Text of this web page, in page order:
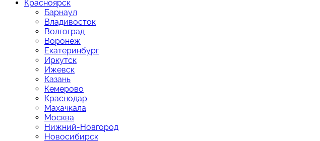
Красноярск
Барнаул
Владивосток
Волгоград
Воронеж
Екатеринбург
Иркутск
Ижевск
Казань
Кемерово
Краснодар
Махачкала
Москва
Нижний-Новгород
Новосибирск